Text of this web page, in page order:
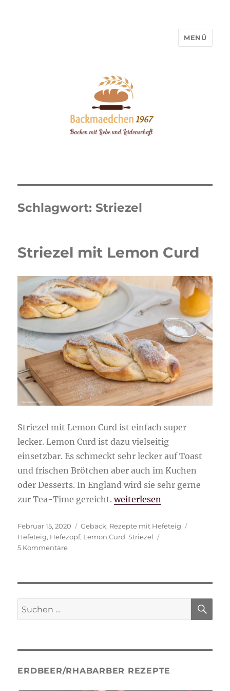
MENÜ
Schlagwort: Striezel
Striezel mit Lemon Curd
Striezel mit Lemon Curd ist einfach super
lecker. Lemon Curd ist dazu vielseitig
einsetzbar. Es schmeckt sehr lecker auf Toast
und frischen Brötchen aber auch im Kuchen
oder Desserts. In England wird sie sehr gerne
zur Tea-Time gereicht.„Striezel mit Lemon Curd“
weiterlesen
Veröffentlicht
am
Februar 15, 2020 Kategorien
Gebäck, Rezepte mit Hefeteig
Hefeteig, Hefezopf, Lemon Curd,Striezel
5 Kommentarezu
Suche
nach:
ERDBEER/RHABARBER REZEPTE